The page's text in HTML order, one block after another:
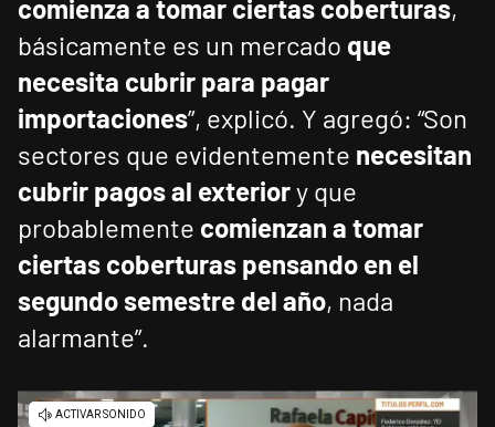
comienza a tomar ciertas coberturas,
básicamente es un mercado que
necesita cubrir para pagar
importaciones”, explicó. Y agregó: “Son
sectores que evidentemente necesitan
cubrir pagos al exteriory que
probablemente comienzan a tomar
ciertas coberturas pensando en el
segundo semestre del año, nada
alarmante”.